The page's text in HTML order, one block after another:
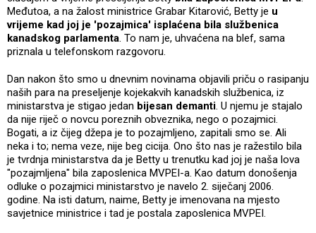
Međutoa, a na žalost ministrice Grabar Kitarović, Betty je u
vrijeme kad joj je 'pozajmica' isplaćena bila službenica
kanadskog parlamenta. To nam je, uhvaćena na blef, sama
priznala u telefonskom razgovoru.
Dan nakon što smo u dnevnim novinama objavili priču o rasipanju
naših para na preseljenje kojekakvih kanadskih službenica, iz
ministarstva je stigao jedan bijesan demanti. U njemu je stajalo
da nije riječ o novcu poreznih obveznika, nego o pozajmici.
Bogati, a iz čijeg džepa je to pozajmljeno, zapitali smo se. Ali
neka i to; nema veze, nije beg cicija. Ono što nas je ražestilo bila
je tvrdnja ministarstva da je Betty u trenutku kad joj je naša lova
"pozajmljena" bila zaposlenica MVPEI-a. Kao datum donošenja
odluke o pozajmici ministarstvo je navelo 2. siječanj 2006.
godine. Na isti datum, naime, Betty je imenovana na mjesto
savjetnice ministrice i tad je postala zaposlenica MVPEI.